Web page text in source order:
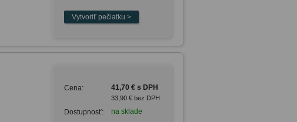
Cena: 41,70 € s DPH
33,90 € bez DPH
Dostupnosť: na sklade